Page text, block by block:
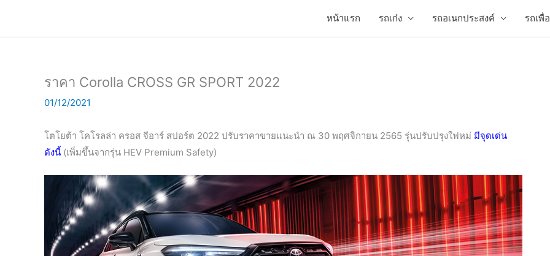
content
หน้าแรก รถเก๋ง รถอเนกประสงค์ รถเพื่
ราคา Corolla CROSS GR SPORT 2022
01/12/2021
โตโยต้า โคโรลล่า ครอส จีอาร์ สปอร์ต 2022 ปรับราคาขายแนะนำ ณ 30 พฤศจิกายน 2565 รุ่นปรับปรุงใฟหม่ มีจุดเด่น
ดังนี้ (เพิ่มขึ้นจากรุ่น HEV Premium Safety)